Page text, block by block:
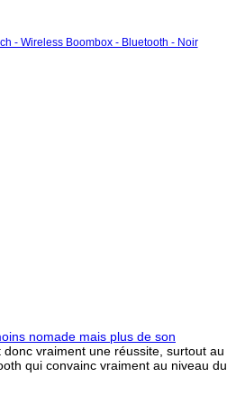
- Wireless Boombox - Bluetooth - Noir
nomade mais plus de son
vraiment une réussite, surtout au
qui convainc vraiment au niveau du